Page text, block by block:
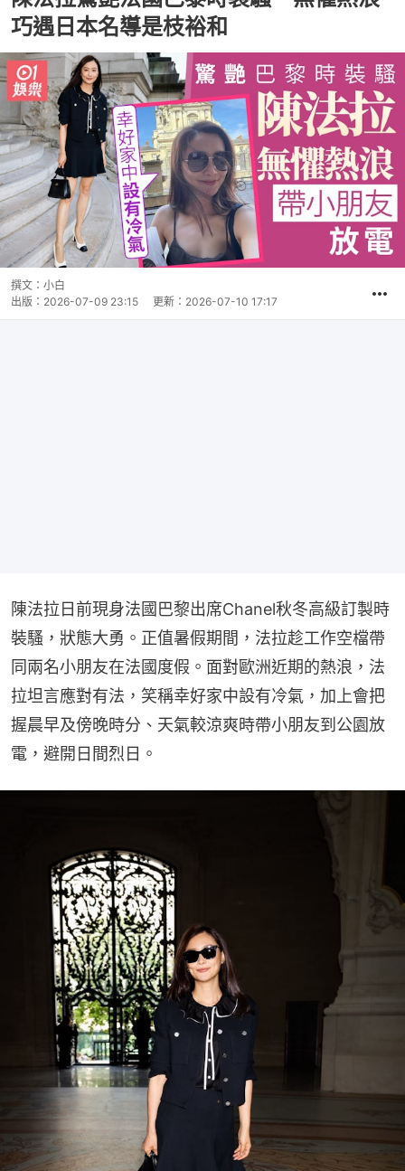
巧遇日本名導是枝裕和
撰文： 小白
出版： 2026-07-09 23:15 更新： 2026-07-10 17:17
陳法拉日前現身法國巴黎出席Chanel秋冬高級訂製時
裝騷，狀態大勇。正值暑假期間，法拉趁工作空檔帶
同兩名小朋友在法國度假。面對歐洲近期的熱浪，法
拉坦言應對有法，笑稱幸好家中設有冷氣，加上會把
握晨早及傍晚時分、天氣較涼爽時帶小朋友到公園放
電，避開日間烈日。